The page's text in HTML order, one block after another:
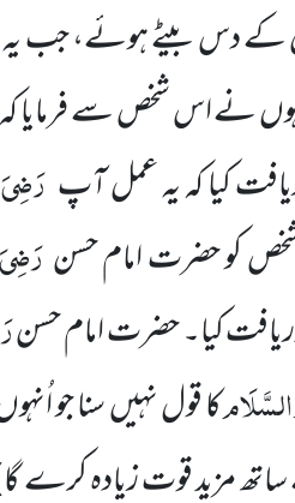
دس بیٹے ہوئے، جب یہ
نے اس شخص سے
کیا کہ یہ عمل آپ رَضِیَ
کو حضرت امام حسن
کیا۔ حضرت امام حسن
کا قول نہیں سنا جو
مزید قوت زیادہ کرے